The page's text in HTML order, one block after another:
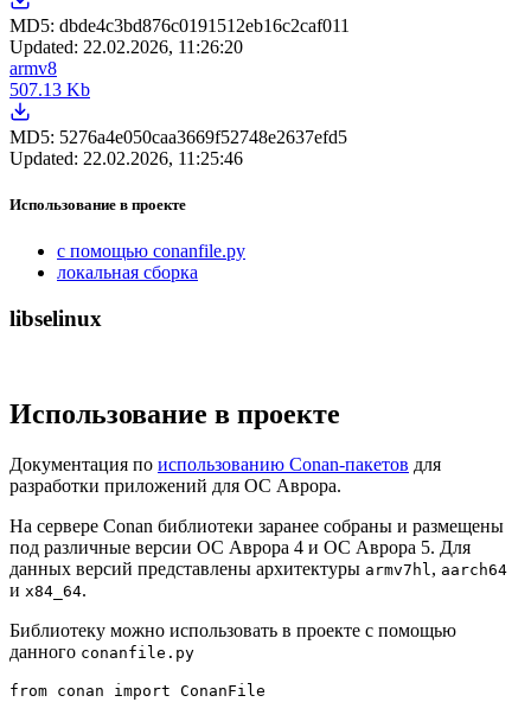
MD5: dbde4c3bd876c0191512eb16c2caf011
Updated: 22.02.2026, 11:26:20
armv8
507.13 Kb
MD5: 5276a4e050caa3669f52748e2637efd5
Updated: 22.02.2026, 11:25:46
Использование в проекте
с помощью conanfile.py
локальная сборка
libselinux
Использование в проекте
Документация по использованию Conan-пакетов для
разработки приложений для ОС Аврора.
На сервере Conan библиотеки заранее собраны и размещены
под различные версии ОС Аврора 4 и ОC Аврора 5. Для
данных версий представлены архитектуры armv7hl, aarch64
и x84_64.
Библиотеку можно использовать в проекте с помощью
данного conanfile.py
from conan import ConanFile